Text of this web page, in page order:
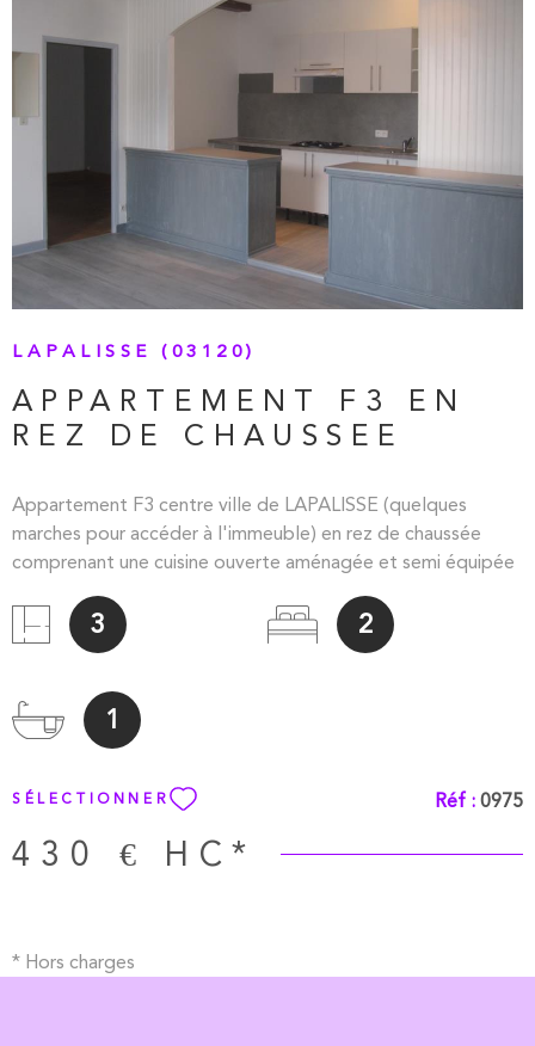
LAPALISSE (03120)
APPARTEMENT F3 EN
REZ DE CHAUSSEE
Appartement F3 centre ville de LAPALISSE (quelques
marches pour accéder à l'immeuble) en rez de chaussée
comprenant une cuisine ouverte aménagée et semi équipée
Une cave. Chauffage électrique.Libre au 30 septembre
2026.
3 2
1
SÉLECTIONNER Réf : 0975
430 € HC*
* Hors charges